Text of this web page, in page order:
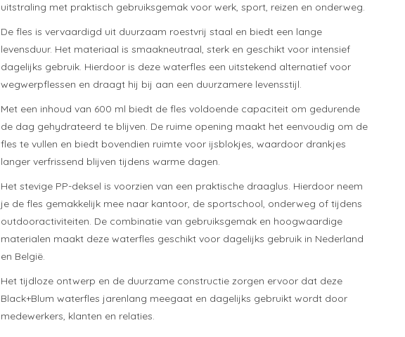
uitstraling met praktisch gebruiksgemak voor werk, sport, reizen en onderweg.
De fles is vervaardigd uit duurzaam roestvrij staal en biedt een lange
levensduur. Het materiaal is smaakneutraal, sterk en geschikt voor intensief
dagelijks gebruik. Hierdoor is deze waterfles een uitstekend alternatief voor
wegwerpflessen en draagt hij bij aan een duurzamere levensstijl.
Met een inhoud van 600 ml biedt de fles voldoende capaciteit om gedurende
de dag gehydrateerd te blijven. De ruime opening maakt het eenvoudig om de
fles te vullen en biedt bovendien ruimte voor ijsblokjes, waardoor drankjes
langer verfrissend blijven tijdens warme dagen.
Het stevige PP-deksel is voorzien van een praktische draaglus. Hierdoor neem
je de fles gemakkelijk mee naar kantoor, de sportschool, onderweg of tijdens
outdooractiviteiten. De combinatie van gebruiksgemak en hoogwaardige
materialen maakt deze waterfles geschikt voor dagelijks gebruik in Nederland
en België.
Het tijdloze ontwerp en de duurzame constructie zorgen ervoor dat deze
Black+Blum waterfles jarenlang meegaat en dagelijks gebruikt wordt door
medewerkers, klanten en relaties.